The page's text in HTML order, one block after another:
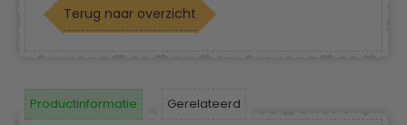
Terug naar overzicht
Productinformatie Gerelateerd